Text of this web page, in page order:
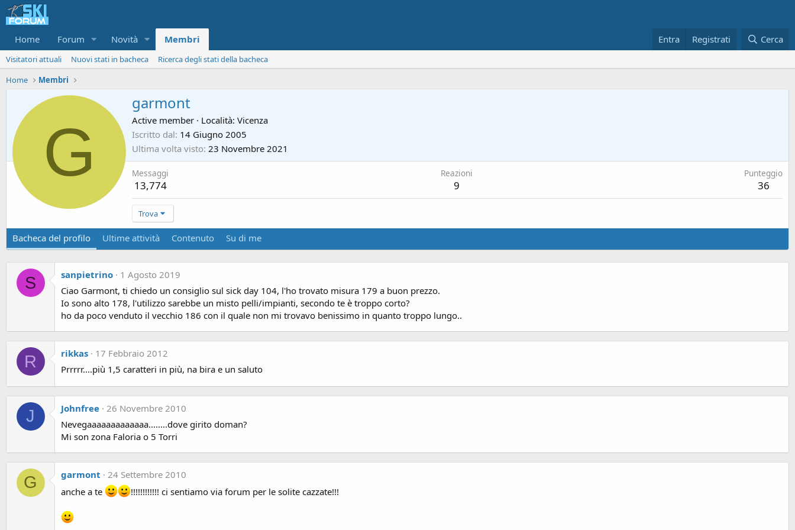
Home Forum Novità Membri Entra Registrati Cerca
Visitatori attuali Nuovi stati in bacheca
Ricerca degli stati della bacheca
Home
Membri
G
garmont
Active member · Località: Vicenza
Iscritto dal 14 Giugno 2005
Ultima volta visto 23 Novembre 2021
Messaggi
13,774
Reazioni
9
Punteggio
36
Trova
Bacheca del profilo Ultime attività Contenuto Su di me
S sanpietrino
1 Agosto 2019
Ciao Garmont, ti chiedo un consiglio sul sick day 104, l'ho trovato misura 179 a buon prezzo.
Io sono alto 178, l'utilizzo sarebbe un misto pelli/impianti, secondo te è troppo corto?
ho da poco venduto il vecchio 186 con il quale non mi trovavo benissimo in quanto troppo lungo..
R rikkas
17 Febbraio 2012
Prrrrr....più 1,5 caratteri in più, na bira e un saluto
J Johnfree
26 Novembre 2010
Nevegaaaaaaaaaaaaa........dove girito doman?
Mi son zona Faloria o 5 Torri
G garmont
24 Settembre 2010
anche a te
!!!!!!!!!!!! ci sentiamo via forum per le solite cazzate!!!